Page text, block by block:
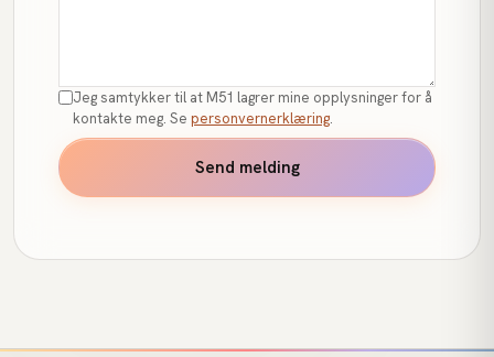
Jeg samtykker til at M51 lagrer mine opplysninger for å
kontakte meg. Se personvernerklæring.
Send melding